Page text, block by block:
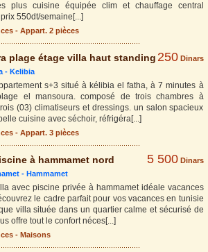
plus cuisine équipée clim et chauffage central
550dt/semaine [...]
- Appart. 2 pièces
plage étage villa haut standing 250 Dinars
- Kelibia
s+3 situé à kélibia el fatha, à 7 minutes à
el mansoura. composé de trois chambres à
(03) climatiseurs et dressings. un salon spacieux
cuisine avec séchoir, réfrigéra[...]
- Appart. 3 pièces
à hammamet nord 5 500 Dinars
- Hammamet
avec piscine privée à hammamet idéale vacances
le cadre parfait pour vos vacances en tunisie
villa située dans un quartier calme et sécurisé de
offre tout le confort néces[...]
- Maisons